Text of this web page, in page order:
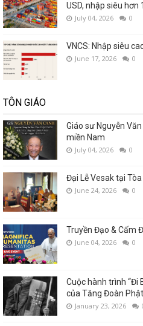
USD, nhập siêu hơn
July 04, 2026 0
VNCS: Nhập siêu
June 17, 2026 0
TÔN GIÁO
Giáo sư Nguyễn
miền Nam
July 04, 2026 0
Đại Lễ Vesak tại
June 24, 2026 0
Truyền Đạo & Cấm
June 04, 2026 0
Cuộc hành trình “Đi
của Tăng Đoàn
January 23, 2026